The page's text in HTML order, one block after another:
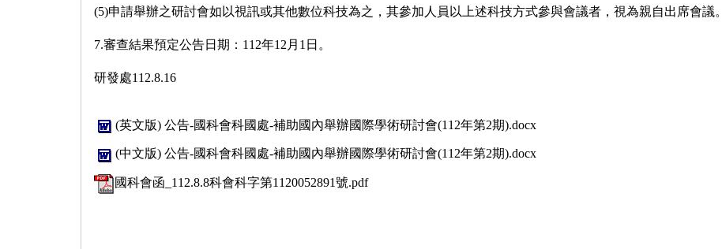
(5)申請舉辦之研討會如以視訊或其他數位科技為之，其參加人員以上述科技方式參與會議者，視為親自出席會議。
7.審查結果預定公告日期：112年12月1日。
研發處112.8.16
(英文版) 公告-國科會科國處-補助國內舉辦國際學術研討會(112年第2期).docx
(中文版) 公告-國科會科國處-補助國內舉辦國際學術研討會(112年第2期).docx
國科會函_112.8.8科會科字第1120052891號.pdf